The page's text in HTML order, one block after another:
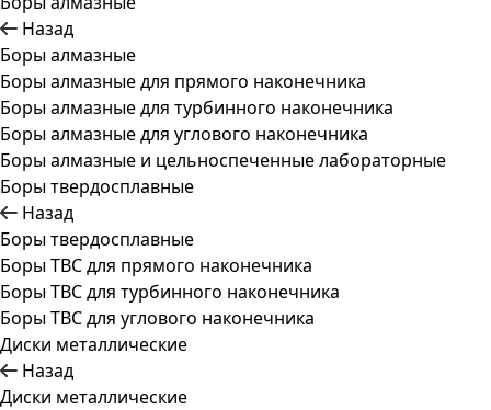
Назад
Боры алмазные
Боры алмазные для прямого наконечника
Боры алмазные для турбинного наконечника
Боры алмазные для углового наконечника
Боры алмазные и цельноспеченные лабораторные
Боры твердосплавные
Назад
Боры твердосплавные
Боры ТВС для прямого наконечника
Боры ТВС для турбинного наконечника
Боры ТВС для углового наконечника
Диски металлические
Назад
Диски металлические